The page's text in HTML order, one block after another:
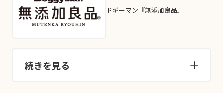
ドギーマン『無添加良品』
続きを見る